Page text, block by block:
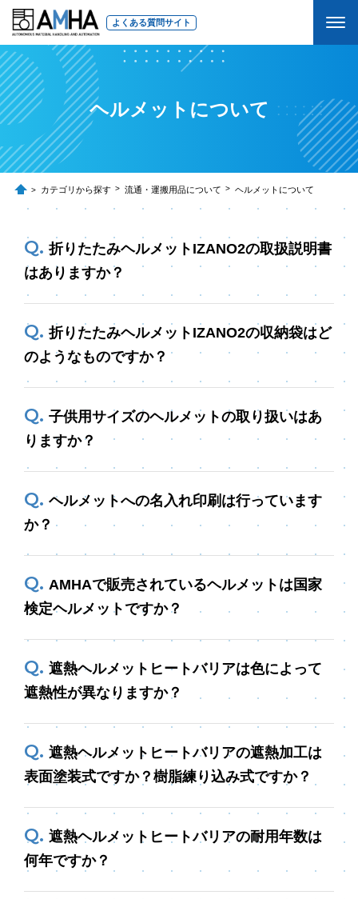
よくある質問サイト
ヘルメットについて
カテゴリから探す 流通・運搬用品について ヘルメットについて
折りたたみヘルメットIZANO2の取扱説明書
はありますか？
折りたたみヘルメットIZANO2の収納袋はど
のようなものですか？
子供用サイズのヘルメットの取り扱いはあ
りますか？
ヘルメットへの名入れ印刷は行っています
か？
AMHAで販売されているヘルメットは国家
検定ヘルメットですか？
遮熱ヘルメットヒートバリアは色によって
遮熱性が異なりますか？
遮熱ヘルメットヒートバリアの遮熱加工は
表面塗装式ですか？樹脂練り込み式ですか？
遮熱ヘルメットヒートバリアの耐用年数は
何年ですか？